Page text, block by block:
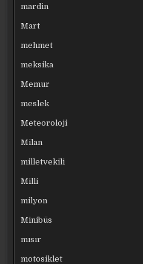
mardin
Mart
mehmet
meksika
Memur
meslek
Meteoroloji
Milan
milletvekili
Milli
milyon
Minibüs
mısır
motosiklet